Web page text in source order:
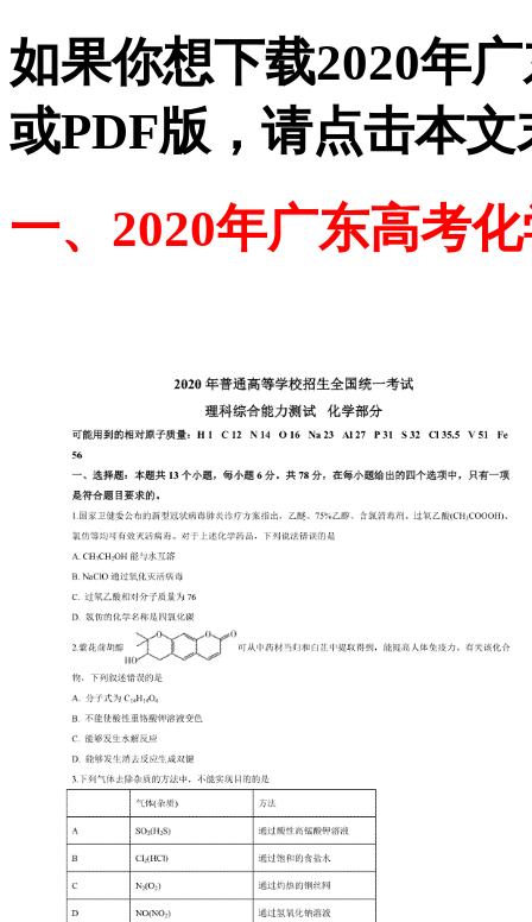
如果你想下载2020年
或PDF版，请点击本
一、2020年广东高考